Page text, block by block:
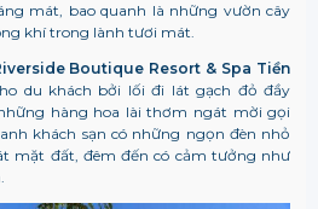
mát, bao quanh là những vườn cây
khí trong lành tươi mát.
Boutique Resort & Spa Tiền
du khách bởi lối đi lát gạch đỏ đầy
hàng hoa lài thơm ngát mời gọi
khách sạn có những ngọn đèn nhỏ
mặt đất, đêm đến có cảm tưởng như